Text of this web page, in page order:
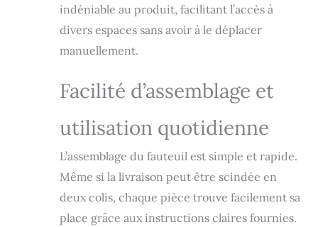
peut être déplié et
replié par les
ressorts, ce qui
encombrante.
Réglable
Le dossier réglable
par le poids du
corps en position
140°. --- Idéal pour
regarder la
indéniable au produit, facilitant l’accès à
divers espaces sans avoir à le déplacer
manuellement.
Facilité d’assemblage et
utilisation quotidienne
L’assemblage du fauteuil est simple et rapide.
Même si la livraison peut être scindée en
deux colis, chaque pièce trouve facilement sa
place grâce aux instructions claires fournies.